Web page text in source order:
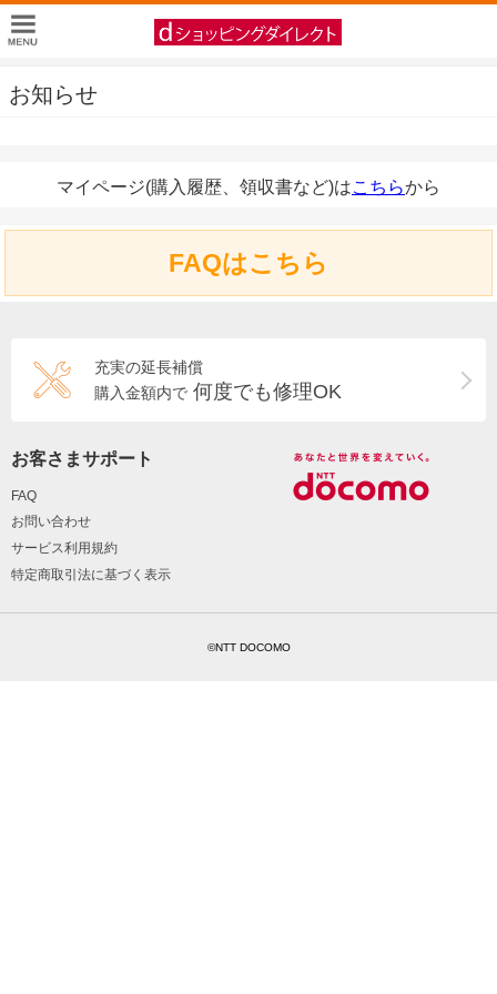
お知らせ
マイページ(購入履歴、領収書など)はこちらから
FAQはこちら
充実の延長補償
購入金額内で 何度でも修理OK
お客さまサポート
FAQ
お問い合わせ
サービス利用規約
特定商取引法に基づく表示
©NTT DOCOMO